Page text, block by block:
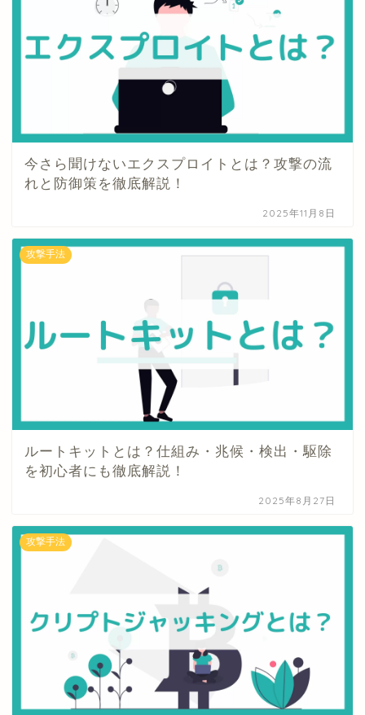
今さら聞けないエクスプロイトとは？攻撃の流
れと防御策を徹底解説！
2025年11月8日
攻撃手法
ルートキットとは？仕組み・兆候・検出・駆除
を初心者にも徹底解説！
2025年8月27日
攻撃手法